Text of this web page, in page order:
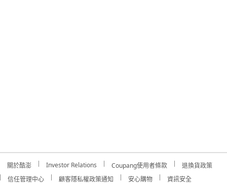
關於酷澎 Investor Relations Coupang使用者條款
退換貨政策
信任管理中心
顧客隱私權政策通知 安心購物
資訊安全